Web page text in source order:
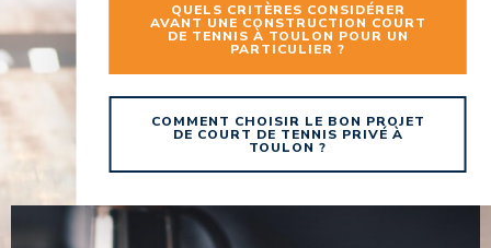
QUELS CRITÈRES CONSIDÉRER
AVANT UNE CONSTRUCTION COURT
DE TENNIS À TOULON POUR UN
PARTICULIER ?
COMMENT CHOISIR LE BON PROJET
DE COURT DE TENNIS PRIVÉ À
TOULON ?